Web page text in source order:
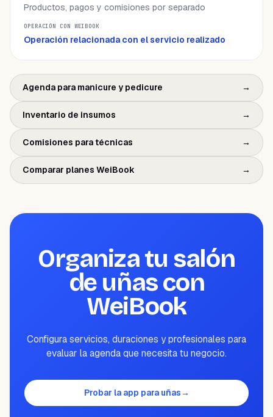
Productos, pagos y comisiones por separado
Operación relacionada con el servicio realizado
Agenda para manicure y pedicure →
Inventario de insumos →
Comisiones para técnicas →
Comparar planes WeiBook →
Organiza tu salón
de uñas con
WeiBook
Configura servicios, duraciones y profesionales para
evaluar la agenda que necesita tu negocio.
Probar la app para uñas→